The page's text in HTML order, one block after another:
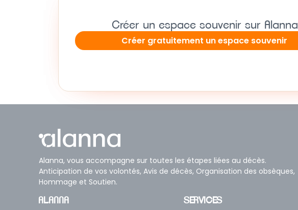
Créer un espace souvenir sur Alanna
Créer gratuitement un espace souvenir
Alanna, vous accompagne sur toutes les étapes liées au décès.
Anticipation de vos volontés, Avis de décès, Organisation des obsèques,
Hommage et Soutien.
ALANNA SERVICES